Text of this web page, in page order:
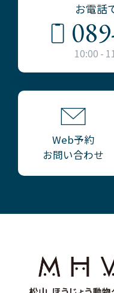
お電話
10:00 -
Web予約
お問い合わせ